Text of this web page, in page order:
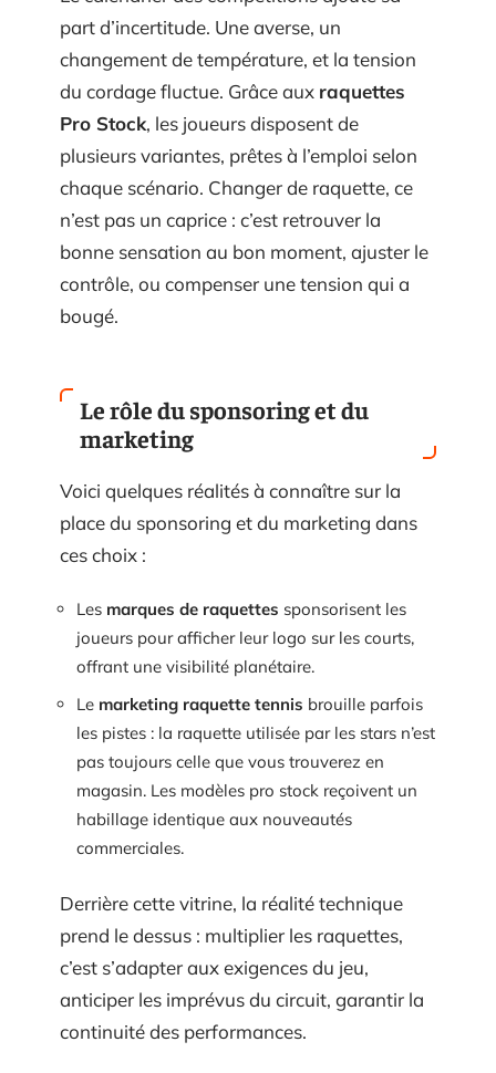
part d’incertitude. Une averse, un
changement de température, et la tension
du cordage fluctue. Grâce aux raquettes
Pro Stock, les joueurs disposent de
plusieurs variantes, prêtes à l’emploi selon
chaque scénario. Changer de raquette, ce
n’est pas un caprice : c’est retrouver la
bonne sensation au bon moment, ajuster le
contrôle, ou compenser une tension qui a
bougé.
Le rôle du sponsoring et du
marketing
Voici quelques réalités à connaître sur la
place du sponsoring et du marketing dans
ces choix :
Les marques de raquettes sponsorisent les
joueurs pour afficher leur logo sur les courts,
offrant une visibilité planétaire.
Le marketing raquette tennis brouille parfois
les pistes : la raquette utilisée par les stars n’est
pas toujours celle que vous trouverez en
magasin. Les modèles pro stock reçoivent un
habillage identique aux nouveautés
commerciales.
Derrière cette vitrine, la réalité technique
prend le dessus : multiplier les raquettes,
c’est s’adapter aux exigences du jeu,
anticiper les imprévus du circuit, garantir la
continuité des performances.